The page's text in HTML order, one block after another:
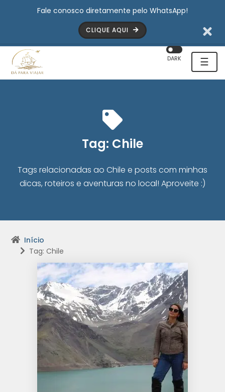
Fale conosco diretamente pelo WhatsApp!
CLIQUE AQUI
☰
DARK
Tag: Chile
Tags relacionadas ao Chile e posts com minhas
dicas, roteiros e aventuras no local! Aproveite :)
Início
Tag: Chile